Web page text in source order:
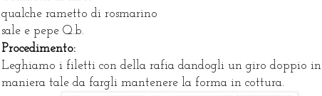
qualche rametto di rosmarino
sale e pepe Q.b.
Procedimento:
Leghiamo i filetti con della rafia dandogli un giro doppio in
maniera tale da fargli mantenere la forma in cottura.